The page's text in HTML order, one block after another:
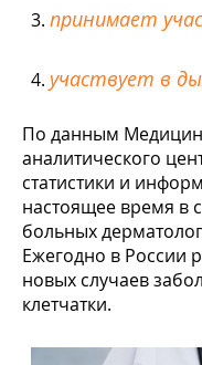
принимает
участвует в
По данным
аналитического
статистики и
настоящее время в
больных
Ежегодно в России
новых случаев
клетчатки.